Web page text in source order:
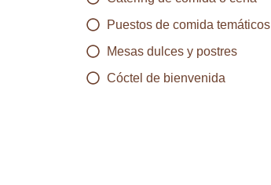
Puestos de comida temáticos
Mesas dulces y postres
Cóctel de bienvenida